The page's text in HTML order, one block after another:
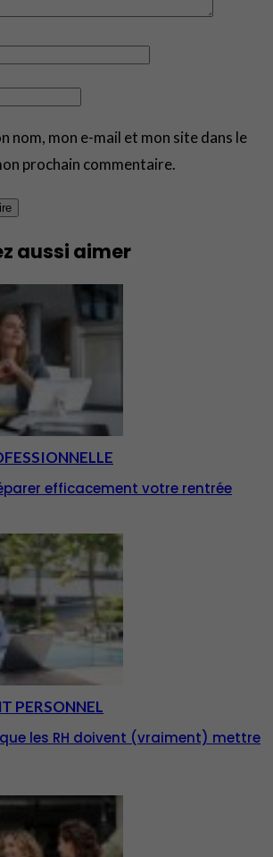
nom, mon e-mail et mon site dans le
prochain commentaire.
aussi aimer
efficacement votre rentrée
PERSONNEL
que les RH doivent (vraiment) mettre